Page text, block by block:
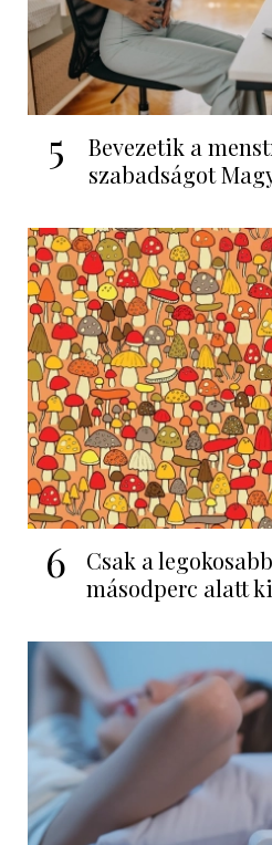
5
Bevezetik a
szabadságot
6
Csak a
másodperc alatt